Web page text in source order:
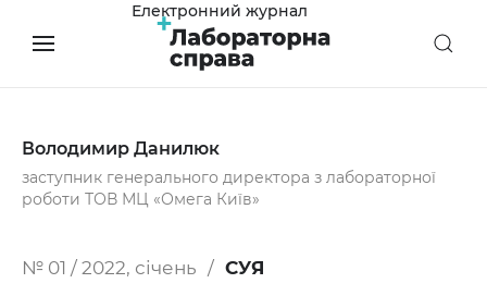
Електронний журнал
Володимир Данилюк
заступник генерального директора з лабораторної
роботи ТОВ МЦ «Омега Київ»
№ 01 / 2022, січень СУЯ